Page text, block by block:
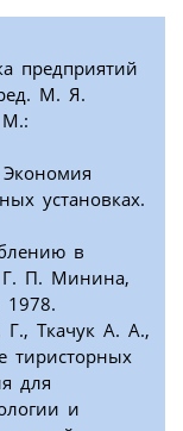
предприятий
М. Я.
М.:
установках.
в
П. Минина,
Ткачук А. А.,
тиристорных
для
и